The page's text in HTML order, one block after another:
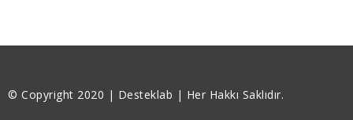
© Copyright 2020 | Desteklab | Her Hakkı Saklıdır.